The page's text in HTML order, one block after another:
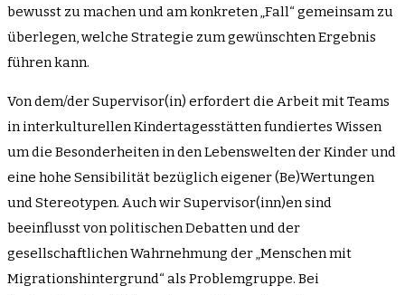
bewusst zu machen und am konkreten „Fall“ gemeinsam zu
überlegen, welche Strategie zum gewünschten Ergebnis
führen kann.
Von dem/der Supervisor(in) erfordert die Arbeit mit Teams
in interkulturellen Kindertagesstätten fundiertes Wissen
um die Besonderheiten in den Lebenswelten der Kinder und
eine hohe Sensibilität bezüglich eigener (Be)Wertungen
und Stereotypen. Auch wir Supervisor(inn)en sind
beeinflusst von politischen Debatten und der
gesellschaftlichen Wahrnehmung der „Menschen mit
Migrationshintergrund“ als Problemgruppe. Bei